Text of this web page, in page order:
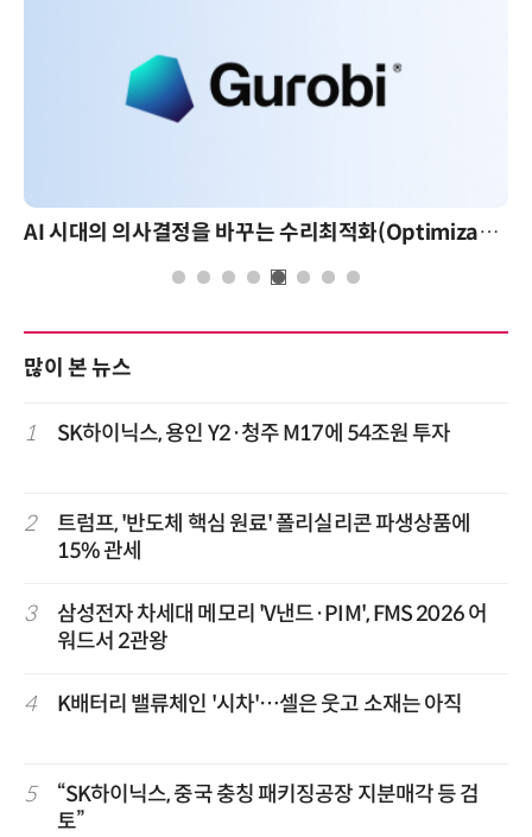
AI 시대의 의사결정을 바꾸는 수리최적화(Optimization): 실제 산업 적용 사례와 활용 전략 AI 핀옵스
많이 본 뉴스
1 SK하이닉스, 용인 Y2·청주 M17에 54조원 투자
2
트럼프, '반도체 핵심 원료' 폴리실리콘 파생상품에
15% 관세
3
삼성전자 차세대 메모리 'V낸드·PIM', FMS 2026 어
워드서 2관왕
4 K배터리 밸류체인 '시차'…셀은 웃고 소재는 아직
5
“SK하이닉스, 중국 충칭 패키징공장 지분매각 등 검
토”